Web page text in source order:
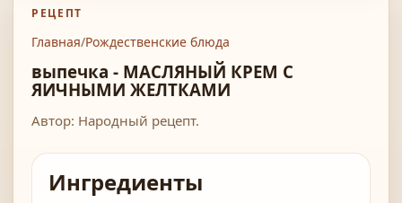
РЕЦЕПТ
Главная/Рождественские блюда
выпечка - МАСЛЯHЫЙ КРЕМ С
ЯИЧHЫМИ ЖЕЛТКАМИ
Автор: Народный рецепт.
Ингредиенты